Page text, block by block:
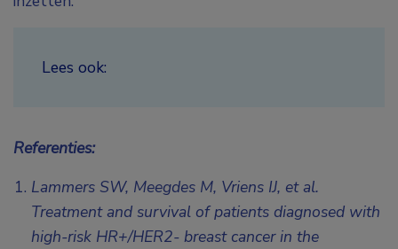
Lees ook:
Referenties:
Lammers SW, Meegdes M, Vriens IJ, et al.
Treatment and survival of patients diagnosed with
high-risk HR+/HER2- breast cancer in the